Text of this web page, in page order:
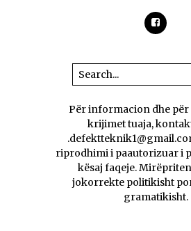
Për informacion dhe
krijimet tuaja,
riprodhimi i paautorizuar i
kësaj faqeje.
jokorrekte politikisht
gramatikisht.